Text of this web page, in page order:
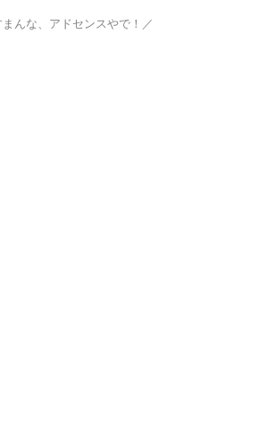
まんな、アドセンスやで！／